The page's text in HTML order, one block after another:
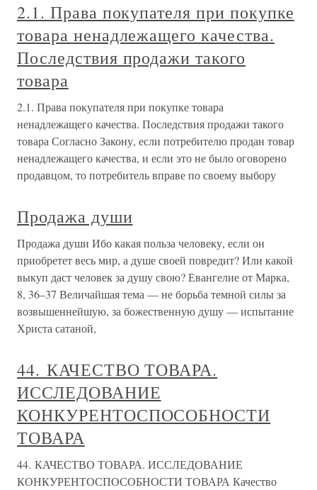
2.1. Права покупателя при покупке
товара ненадлежащего качества.
Последствия продажи такого
товара
2.1. Права покупателя при покупке товара
ненадлежащего качества. Последствия продажи такого
товара Согласно Закону, если потребителю продан товар
ненадлежащего качества, и если это не было оговорено
продавцом, то потребитель вправе по своему выбору
Продажа души
Продажа души Ибо какая польза человеку, если он
приобретет весь мир, а душе своей повредит? Или какой
выкуп даст человек за душу свою? Евангелие от Марка,
8, 36–37 Величайшая тема — не борьба темной силы за
возвышеннейшую, за божественную душу — испытание
Христа сатаной,
44. КАЧЕСТВО ТОВАРА.
ИССЛЕДОВАНИЕ
КОНКУРЕНТОСПОСОБНОСТИ
ТОВАРА
44. КАЧЕСТВО ТОВАРА. ИССЛЕДОВАНИЕ
КОНКУРЕНТОСПОСОБНОСТИ ТОВАРА Качество